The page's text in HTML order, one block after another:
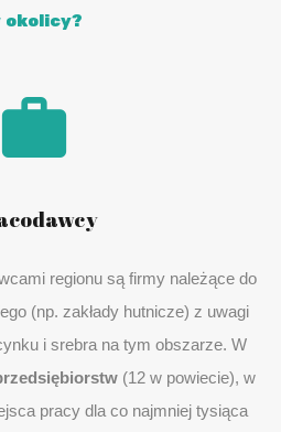
okolicy?
regionu są firmy należące do
(np. zakłady hutnicze) z uwagi
i srebra na tym obszarze. W
(12 w powiecie), w
pracy dla co najmniej tysiąca